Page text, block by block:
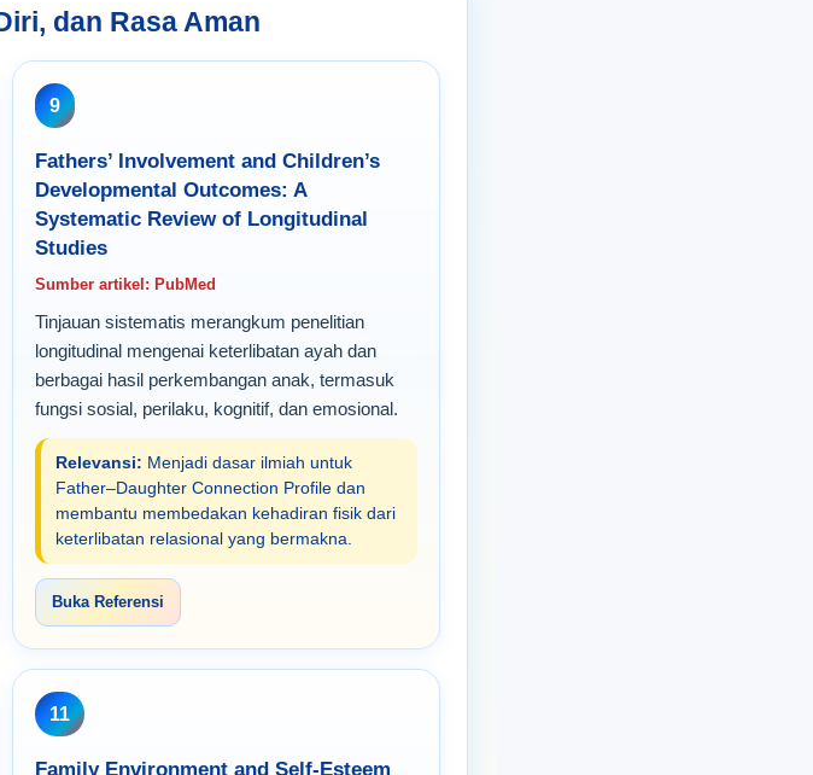
dan Rasa Aman
9
Fathers’ Involvement and Children’s
Developmental Outcomes: A
Systematic Review of Longitudinal
Studies
Sumber artikel: PubMed
Tinjauan sistematis merangkum penelitian
longitudinal mengenai keterlibatan ayah dan
berbagai hasil perkembangan anak, termasuk
fungsi sosial, perilaku, kognitif, dan emosional.
Relevansi: Menjadi dasar ilmiah untuk
Father–Daughter Connection Profile dan
membantu membedakan kehadiran fisik dari
keterlibatan relasional yang bermakna.
Buka Referensi
11
Family Environment and Self-Esteem